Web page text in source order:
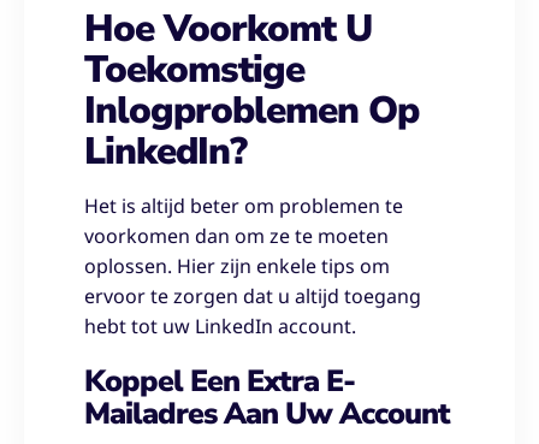
Hoe Voorkomt U
Toekomstige
Inlogproblemen Op
LinkedIn?
Het is altijd beter om problemen te
voorkomen dan om ze te moeten
oplossen. Hier zijn enkele tips om
ervoor te zorgen dat u altijd toegang
hebt tot uw LinkedIn account.
Koppel Een Extra E-
Mailadres Aan Uw Account